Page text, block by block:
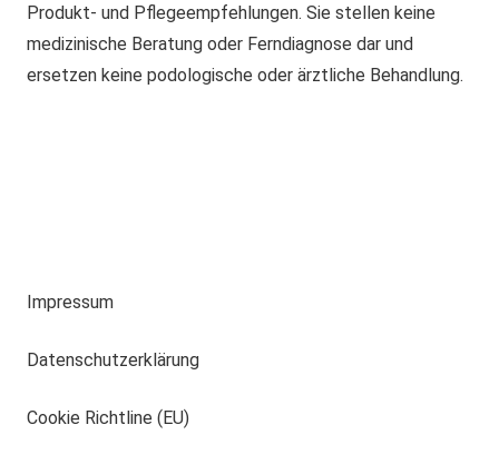
Produkt- und Pflegeempfehlungen. Sie stellen keine
medizinische Beratung oder Ferndiagnose dar und
ersetzen keine podologische oder ärztliche Behandlung.
Impressum
Datenschutzerklärung
Cookie Richtline (EU)